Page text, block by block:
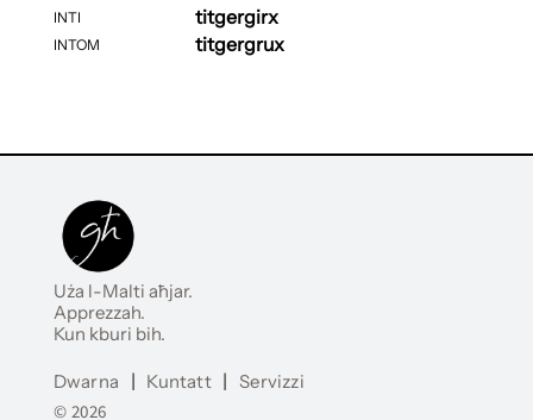
INTI
INTOM
titgergirx
titgergrux
Uża l-Malti aħjar.
Apprezzah.
Kun kburi bih.
Dwarna | Kuntatt | Servizzi
© 2026